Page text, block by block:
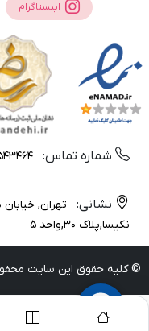
اینستاگرام
شماره تماس: , 86030641
نشانی:
تهران,
نکیسا,پلاک 30,واحد 5
© کلیه حقوق این سایت